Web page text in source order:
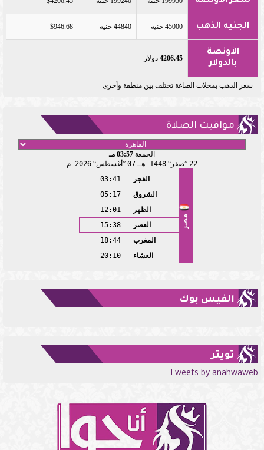
الجنيه الذهب 45000 جنيه 44840 جنيه $946.68
الأونصة
بالدولار
4206.45 دولار
سعر الذهب بمحلات الصاغة تختلف بين منطقة وأخرى
مواقيت الصلاة
الجمعة 03:57 مـ
22
صفر 1448 هـ 07 أغسطس 2026 م
مصر
الفجر
03:41
الشروق
05:17
الظهر
12:01
العصر
15:38
المغرب
18:44
العشاء
20:10
الفيس بوك
تويتر
Tweets by anahwaweb